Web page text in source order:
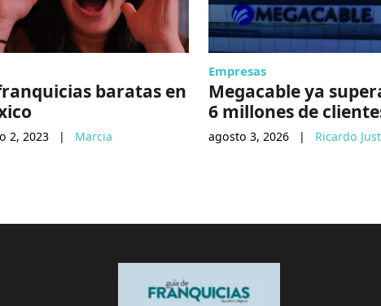
baratas en
2, 2023 | Marcia
Empresas
Megacable ya
6 millones de
agosto 3, 2026 | Ricardo